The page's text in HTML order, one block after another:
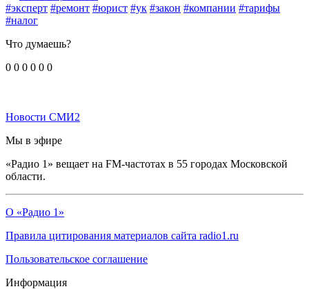
#эксперт #ремонт #юрист #ук #закон #компании #тарифы
#налог
Что думаешь?
0 0 0 0 0 0
Новости СМИ2
Мы в эфире
«Радио 1» вещает на FM-частотах в 55 городах Московской
области.
О «Радио 1»
Правила цитирования материалов сайта radio1.ru
Пользовательское соглашение
Информация